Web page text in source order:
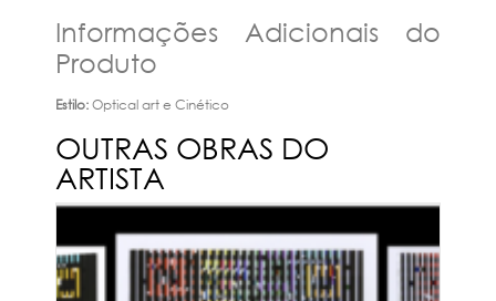
Informações Adicionais do
Produto
Estilo:Optical art e Cinético
OUTRAS OBRAS DO
ARTISTA